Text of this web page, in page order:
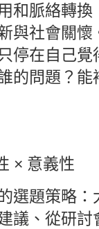
和脈絡轉
與社會關
停在自己
的問題？
× 意義性
選題策略
議、從研